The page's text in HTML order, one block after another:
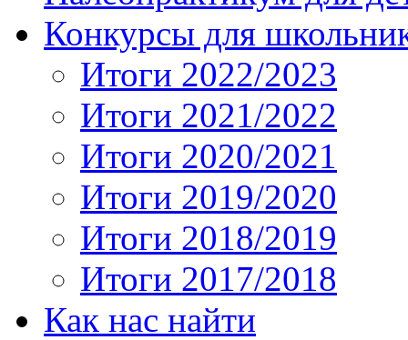
Конкурсы для
Итоги 2022/2023
Итоги 2021/2022
Итоги 2020/2021
Итоги 2019/2020
Итоги 2018/2019
Итоги 2017/2018
Как нас найти